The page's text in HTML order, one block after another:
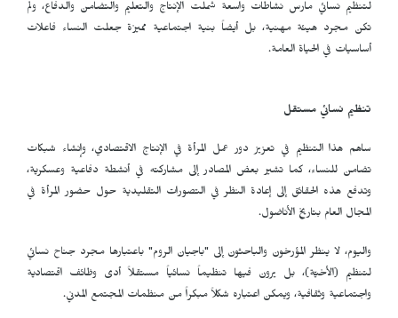
لتنظيم نسائي مارس نشاطات واسعة شملت الإنتاج والتعليم والتضامن والدفاع، ولم
تكن مجرد هيئة مهنية، بل أيضاً بنية اجتماعية مميزة جعلت النساء فاعلات
أساسيات في الحياة العامة.
تنظيم نسائي مستقل
ساهم هذا التنظيم في تعزيز دور عمل المرأة في الإنتاج الاقتصادي، وإنشاء شبكات
تضامن للنساء، كما تشير بعض المصادر إلى مشاركته في أنشطة دفاعية وعسكرية،
وتدفع هذه الحقائق إلى إعادة النظر في التصورات التقليدية حول حضور المرأة في
المجال العام بتاريخ الأناضول.
واليوم، لا ينظر المؤرخون والباحثون إلى "باجيان الروم" باعتبارها مجرد جناح نسائي
لتنظيم (الأخيّة)، بل يرون فيها تنظيماً نسائياً مستقلاً أدى وظائف اقتصادية
واجتماعية وثقافية، ويمكن اعتباره شكلاً مبكراً من منظمات المجتمع المدني.